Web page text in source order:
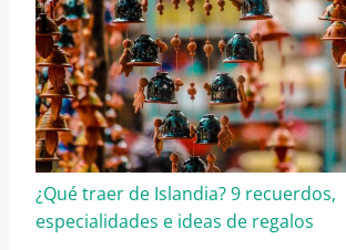
¿Qué traer de Islandia? 9 recuerdos,
especialidades e ideas de regalos